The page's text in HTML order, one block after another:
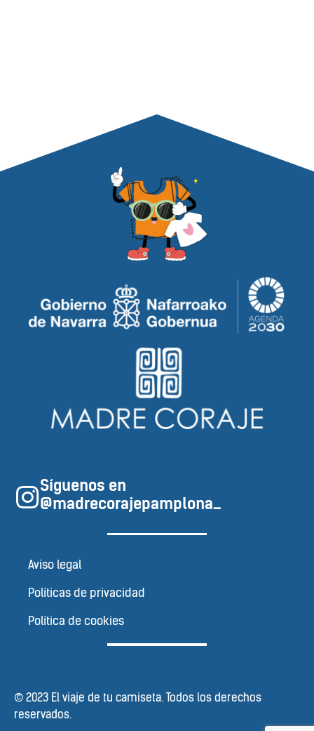
Síguenos en
@madrecorajepamplona_
Aviso legal
Políticas de privacidad
Política de cookies
© 2023 El viaje de tu camiseta. Todos los derechos
reservados.